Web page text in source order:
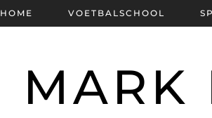
MARK
HOME VOETBALSCHOOL